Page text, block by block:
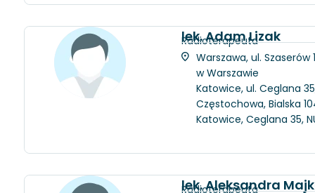
lek. Adam Lizak
Radioterapeuta
Warszawa, ul.
w Warszawie
Katowice, ul. Ceglana
Częstochowa, Bialska
Katowice, Ceglana 35,
lek. Aleksandra
Radioterapeuta